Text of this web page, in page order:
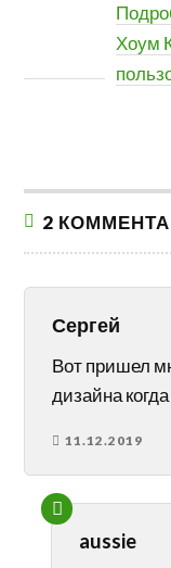
Хоум
2
Сергей
Вот пришел
дизайна
11.12.2019
aussie